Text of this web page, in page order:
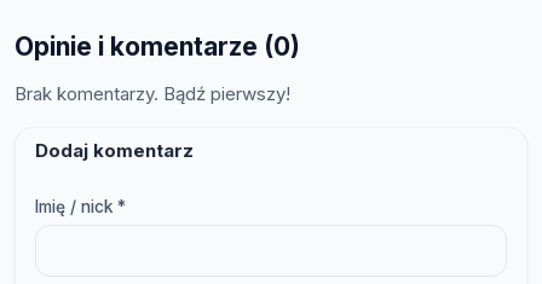
Opinie i komentarze (0)
Brak komentarzy. Bądź pierwszy!
Dodaj komentarz
Imię / nick *